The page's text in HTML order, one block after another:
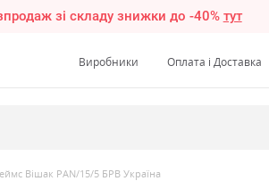
зі складу знижки до -40% тут
Виробники Оплата і Доставка
Вішак PAN/15/5 БРВ Україна